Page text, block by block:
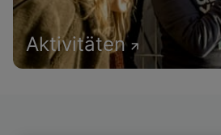
Aktivitäten